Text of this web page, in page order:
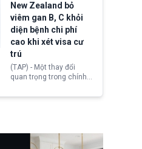
Tối cao Hoa Kỳ
(SCOTUS) khi tuyên bố,
việc áp thuế diện rộng là
hoàn toàn bất hợp pháp.
của bà Maria Luiza
Ribeiro Viotti - Đại sứ
Brazil tại Washington.
Động thái trên diễn ra
trong bối cảnh tranh
chấp ngoại giao giữa
chính quyền Tổng thống
Donald Trump và chính
phủ cánh tả Tổng thống
New Zealand bỏ
viêm gan B, C khỏi
diện bệnh chi phí
cao khi xét visa cư
trú
(TAP) - Một thay đổi
quan trọng trong chính
Zealand đang mở ra
gan B hoặc viêm gan C
sẽ không còn bị mặc